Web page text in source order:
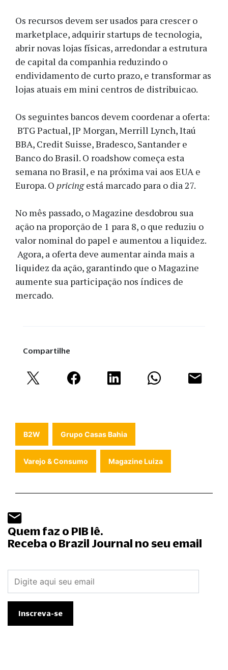
Os recursos devem ser usados para crescer o
marketplace, adquirir startups de tecnologia,
abrir novas lojas físicas, arredondar a estrutura
de capital da companhia reduzindo o
endividamento de curto prazo, e transformar as
lojas atuais em mini centros de distribuicao.
Os seguintes bancos devem coordenar a oferta:
BTG Pactual, JP Morgan, Merrill Lynch, Itaú
BBA, Credit Suisse, Bradesco, Santander e
Banco do Brasil. O roadshow começa esta
semana no Brasil, e na próxima vai aos EUA e
Europa. O pricingestá marcado para o dia 27.
No mês passado, o Magazine desdobrou sua
ação na proporção de 1 para 8, o que reduziu o
valor nominal do papel e aumentou a liquidez.
Agora, a oferta deve aumentar ainda mais a
liquidez da ação, garantindo que o Magazine
aumente sua participação nos índices de
mercado.
Compartilhe
B2W Grupo Casas Bahia
Varejo & Consumo Magazine Luiza
Quem faz o PIB lê.
Receba o Brazil Journal no seu email